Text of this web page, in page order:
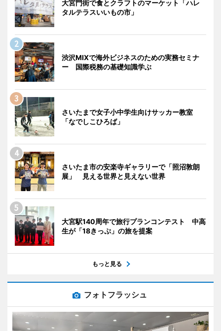
大宮門街で食とクラフトのマーケット「ハレ
タルテラスいいもの市」
渋沢MIXで海外ビジネスのための実務セミナ
ー 国際税務の基礎知識学ぶ
さいたまで女子小中学生向けサッカー教室
「なでしこひろば」
さいたま市の安楽寺ギャラリーで「照沼敦朗
展」 見える世界と見えない世界
大宮駅140周年で旅行プランコンテスト 中高
生が「18きっぷ」の旅を提案
もっと見る
フォトフラッシュ